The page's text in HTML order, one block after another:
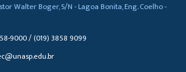
Walter Boger, S/N - Lagoa Bonita, Eng. Coelho -
9000 / (019) 3858 9099